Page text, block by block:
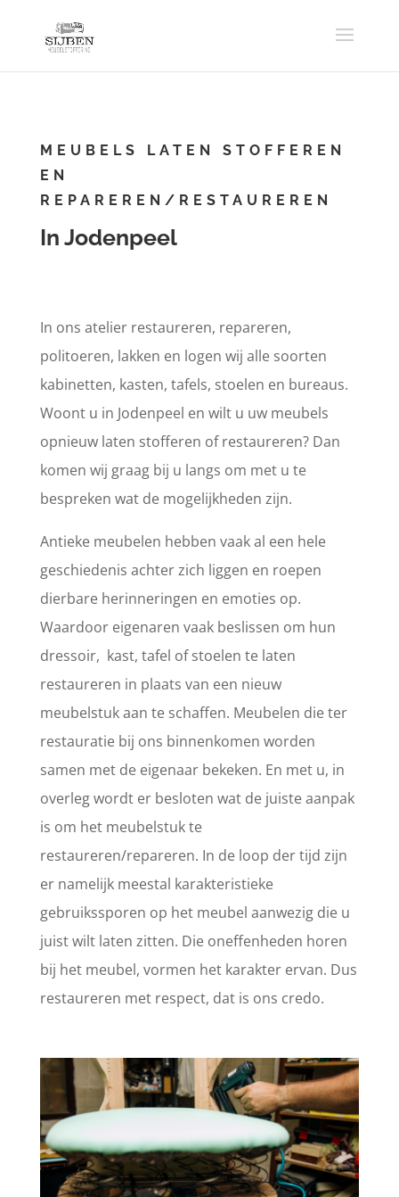
MEUBELS LATEN STOFFEREN
EN
REPAREREN/RESTAUREREN
In Jodenpeel
In ons atelier restaureren, repareren,
politoeren, lakken en logen wij alle soorten
kabinetten, kasten, tafels, stoelen en bureaus.
Woont u in Jodenpeel en wilt u uw meubels
opnieuw laten stofferen of restaureren? Dan
komen wij graag bij u langs om met u te
bespreken wat de mogelijkheden zijn.
Antieke meubelen hebben vaak al een hele
geschiedenis achter zich liggen en roepen
dierbare herinneringen en emoties op.
Waardoor eigenaren vaak beslissen om hun
dressoir, kast, tafel of stoelen te laten
restaureren in plaats van een nieuw
meubelstuk aan te schaffen. Meubelen die ter
restauratie bij ons binnenkomen worden
samen met de eigenaar bekeken. En met u, in
overleg wordt er besloten wat de juiste aanpak
is om het meubelstuk te
restaureren/repareren. In de loop der tijd zijn
er namelijk meestal karakteristieke
gebruikssporen op het meubel aanwezig die u
juist wilt laten zitten. Die oneffenheden horen
bij het meubel, vormen het karakter ervan. Dus
restaureren met respect, dat is ons credo.